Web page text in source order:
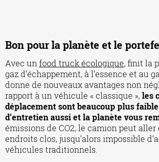
Bon pour la planète et le
Avec un food truck écologique, finit la
gaz d’échappement, à l’essence et au
donne de nouveaux avantages non
rapport à un véhicule « classique »,les
déplacement sont beaucoup plus
d’entretien aussi et la planète vous
émissions de CO2, le camion peut aller
endroits clos, jusqu’alors impossible
véhicules traditionnels.